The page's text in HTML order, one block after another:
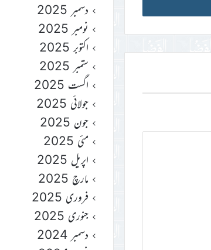
دسمبر 2025
نومبر 2025
اکتوبر 2025
ستمبر 2025
اگست 2025
جولائی 2025
جون 2025
مئی 2025
اپریل 2025
مارچ 2025
فروری 2025
جنوری 2025
دسمبر 2024